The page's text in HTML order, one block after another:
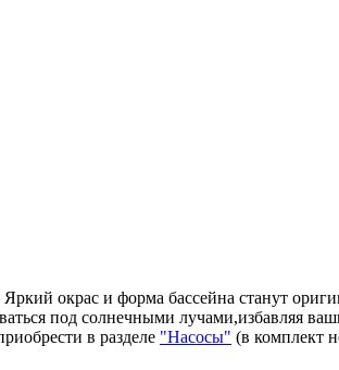
окрас и форма бассейна станут
под солнечными лучами,избавляя
в разделе "Насосы" (в комплект